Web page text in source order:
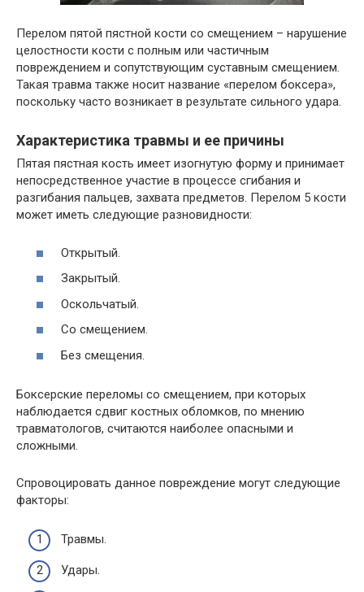
Перелом пятой пястной кости со смещением – нарушение
целостности кости с полным или частичным
повреждением и сопутствующим суставным смещением.
Такая травма также носит название «перелом боксера»,
поскольку часто возникает в результате сильного удара.
Характеристика травмы и ее причины
Пятая пястная кость имеет изогнутую форму и принимает
непосредственное участие в процессе сгибания и
разгибания пальцев, захвата предметов. Перелом 5 кости
может иметь следующие разновидности:
Открытый.
Закрытый.
Оскольчатый.
Со смещением.
Без смещения.
Боксерские переломы со смещением, при которых
наблюдается сдвиг костных обломков, по мнению
травматологов, считаются наиболее опасными и
сложными.
Спровоцировать данное повреждение могут следующие
факторы:
Травмы.
Удары.